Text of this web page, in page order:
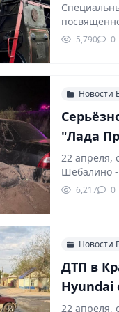
остановки
5,790 0
Новости
"Лада
22 апреля,
Шебалино -
6,217 0
Новости
ДТП в
Hyundai
22 апреля,